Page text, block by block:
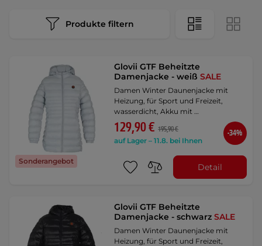
Produkte filtern
Sonderangebot
Glovii GTF Beheitzte
Damenjacke - weißSALE
Damen Winter Daunenjacke mit
Heizung, für Sport und Freizeit,
wasserdicht, Akku mit …
129,90 € 195,90 €
auf Lager – 11.8. bei Ihnen
-34%
Detail
Glovii GTF Beheitzte
Damenjacke - schwarzSALE
Damen Winter Daunenjacke mit
Heizung, für Sport und Freizeit,